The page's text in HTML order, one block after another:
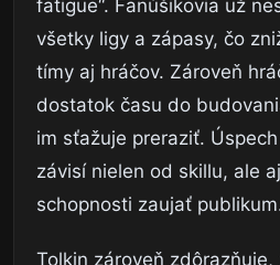
fatigue“. Fanúšikovia už
všetky ligy a zápasy, čo
tímy aj hráčov. Zároveň
dostatok času do
im sťažuje preraziť.
závisí nielen od skillu, ale
schopnosti zaujať
Tolkin zároveň zdôrazňuje,